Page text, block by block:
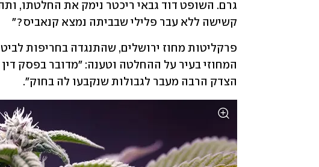
קשישה ללא עבר פלילי שבביתה נמצא קנאביס?"
הצדק הרבה מעבר לגבולות שנקבעו לה בחוק".